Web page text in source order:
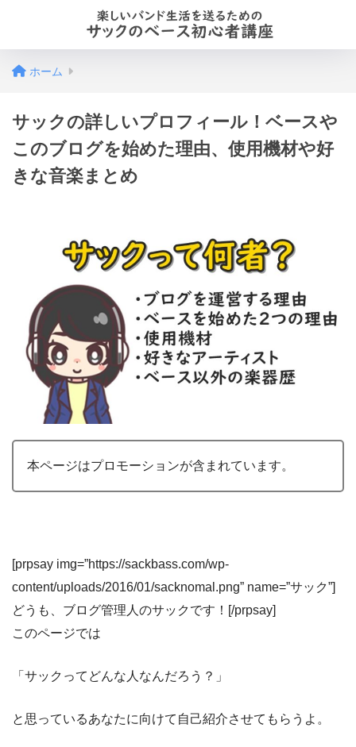
ホーム
サックの詳しいプロフィール！ベースや
このブログを始めた理由、使用機材や好
きな音楽まとめ
本ページはプロモーションが含まれています。
[prpsay img=”https://sackbass.com/wp-
content/uploads/2016/01/sacknomal.png” name=”サック”]
どうも、ブログ管理人のサックです！[/prpsay]
このページでは
「サックってどんな人なんだろう？」
と思っているあなたに向けて自己紹介させてもらうよ。